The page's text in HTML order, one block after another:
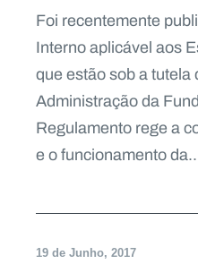
Foi recentemente
Interno aplicável aos
que estão sob a tutela
Administração da
Regulamento rege a
e o funcionamento
19 de Junho, 2017